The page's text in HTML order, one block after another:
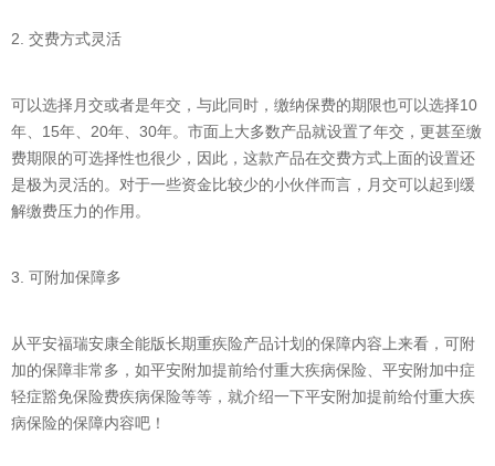
2. 交费方式灵活
可以选择月交或者是年交，与此同时，缴纳保费的期限也可以选择10
年、15年、20年、30年。市面上大多数产品就设置了年交，更甚至缴
费期限的可选择性也很少，因此，这款产品在交费方式上面的设置还
是极为灵活的。对于一些资金比较少的小伙伴而言，月交可以起到缓
解缴费压力的作用。
3. 可附加保障多
从平安福瑞安康全能版长期重疾险产品计划的保障内容上来看，可附
加的保障非常多，如平安附加提前给付重大疾病保险、平安附加中症
轻症豁免保险费疾病保险等等，就介绍一下平安附加提前给付重大疾
病保险的保障内容吧！